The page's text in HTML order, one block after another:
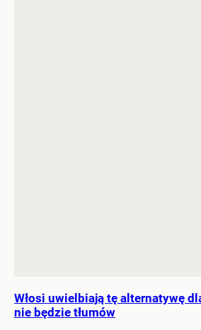
Włosi uwielbiają tę alternatywę
nie będzie tłumów